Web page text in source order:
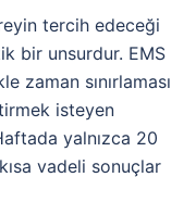
tercih edeceği
bir unsurdur. EMS
zaman sınırlaması
isteyen
yalnızca 20
vadeli sonuçlar